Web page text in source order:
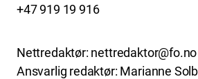
+47 919 19 916
Nettredaktør: nettredaktor@fo.no
Ansvarlig redaktør: Marianne